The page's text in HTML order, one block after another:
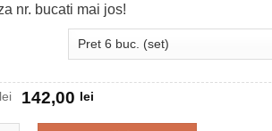
nr. bucati mai jos!
lei 142,00 lei